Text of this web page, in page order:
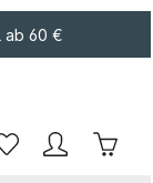
ab 60 €